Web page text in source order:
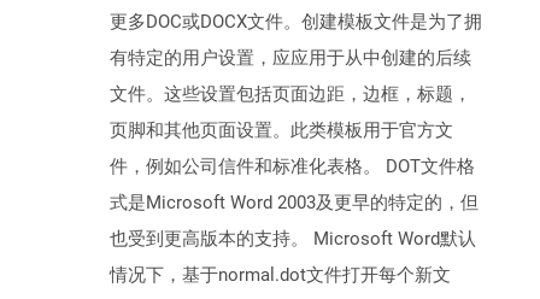
更多DOC或DOCX文件。创建模板文件是为了拥
有特定的用户设置，应应用于从中创建的后续
文件。这些设置包括页面边距，边框，标题，
页脚和其他页面设置。此类模板用于官方文
件，例如公司信件和标准化表格。 DOT文件格
式是Microsoft Word 2003及更早的特定的，但
也受到更高版本的支持。 Microsoft Word默认
情况下，基于normal.dot文件打开每个新文